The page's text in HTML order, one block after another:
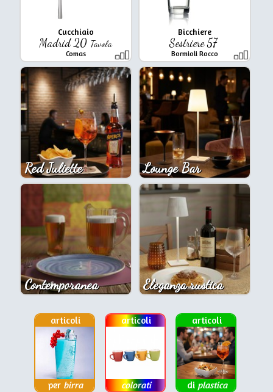
Cucchiaio
Madrid 20 Tavola
Comas
Bicchiere
Sestriere 57
Bormioli Rocco
Red Juliette Lounge Bar
Contemporanea Eleganza rustica
articoli
per birra
articoli
colorati
articoli
di plastica